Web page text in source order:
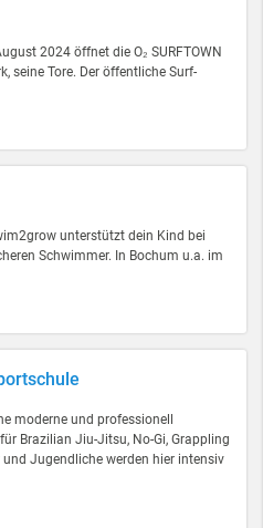
2024 öffnet die O₂ SURFTOWN
seine Tore. Der öffentliche Surf-
unterstützt dein Kind bei
Schwimmer. In Bochum u.a. im
moderne und professionell
Brazilian Jiu-Jitsu, No-Gi, Grappling
Jugendliche werden hier intensiv